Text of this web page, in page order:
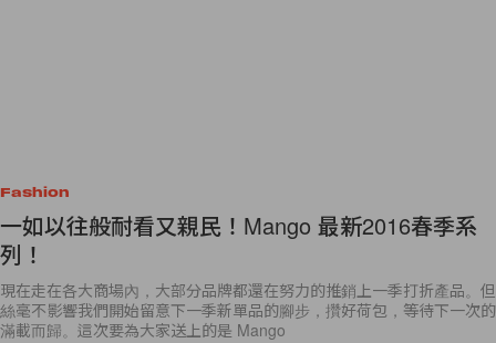
Fashion
一如以往般耐看又親民！Mango 最新2016春季系
列！
現在走在各大商場內，大部分品牌都還在努力的推銷上一季打折產品。但
絲毫不影響我們開始留意下一季新單品的腳步，攢好荷包，等待下一次的
滿載而歸。這次要為大家送上的是 Mango